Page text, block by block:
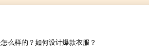
么样的？如何设计爆款衣服？